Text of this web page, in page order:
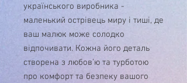
українського виробника -
маленький острівець миру і тиші, де
ваш малюк може солодко
відпочивати. Кожна його деталь
створена з любов'ю та турботою
про комфорт та безпеку вашого